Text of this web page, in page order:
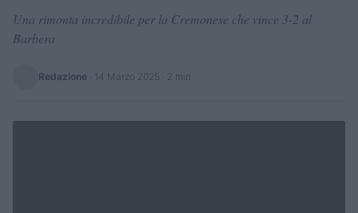
Una rimonta incredibile per la Cremonese che vince 3-2 al
Barbera
Redazione 14 Marzo 2025 · 2 min